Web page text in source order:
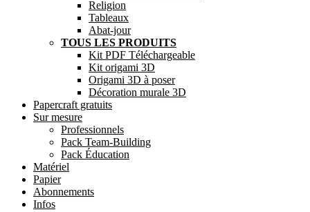
Religion
Tableaux
Abat-jour
TOUS LES PRODUITS
Kit PDF Téléchargeable
Kit origami 3D
Origami 3D à poser
Décoration murale 3D
Papercraft gratuits
Sur mesure
Professionnels
Pack Team-Building
Pack Éducation
Matériel
Papier
Abonnements
Infos